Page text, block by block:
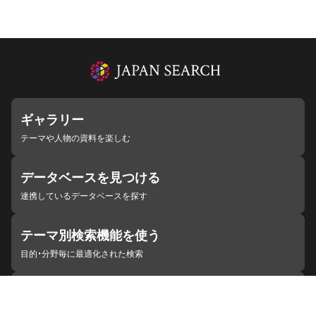
ギャラリー
テーマや人物の資料を楽しむ
データベースを見つける
連携しているデータベースを探す
テーマ別検索機能を使う
目的・分野毎に最適化された検索